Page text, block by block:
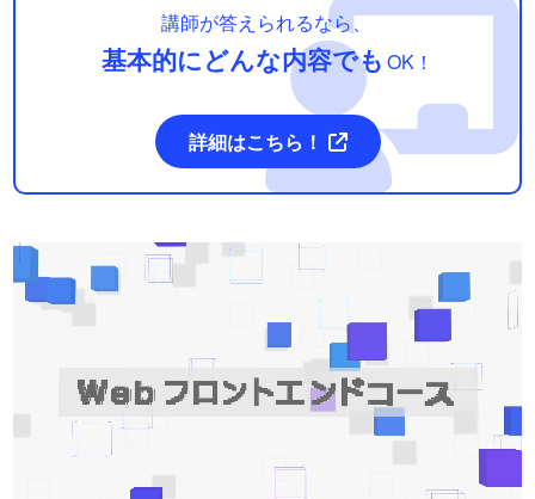
講師が答えられるなら、
基本的にどんな内容でも OK！
詳細はこちら！